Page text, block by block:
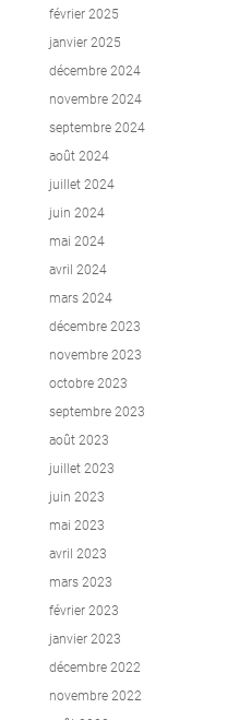
février 2025
janvier 2025
décembre 2024
novembre 2024
septembre 2024
août 2024
juillet 2024
juin 2024
mai 2024
avril 2024
mars 2024
décembre 2023
novembre 2023
octobre 2023
septembre 2023
août 2023
juillet 2023
juin 2023
mai 2023
avril 2023
mars 2023
février 2023
janvier 2023
décembre 2022
novembre 2022